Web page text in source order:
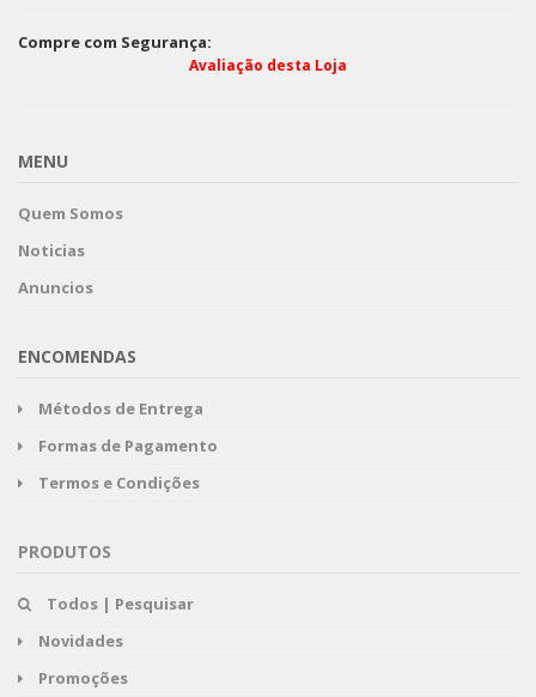
Compre com Segurança:
Avaliação desta Loja
MENU
Quem Somos
Noticias
Anuncios
ENCOMENDAS
Métodos de Entrega
Formas de Pagamento
Termos e Condições
PRODUTOS
Todos | Pesquisar
Novidades
Promoções